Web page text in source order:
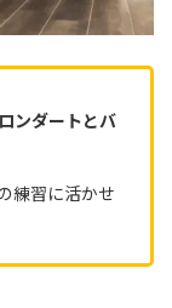
ロンダートとバ
練習に活かせ